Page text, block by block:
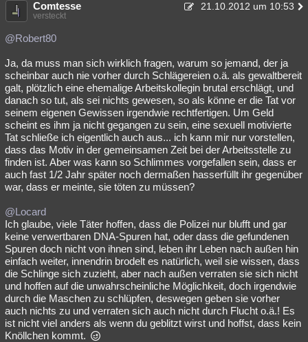
Comtesse 21.10.2012 um 10:53
versteckt
@Robert80
Ja, da muss man sich wirklich fragen, warum so jemand, der ja
scheinbar auch nie vorher durch Schlägereien o.ä. als gewaltbereit
galt, plötzlich eine ehemalige Arbeitskollegin brutal erschlägt, und
danach so tut, als sei nichts gewesen, so als könne er die Tat vor
seinem eigenen Gewissen irgendwie rechtfertigen. Um Geld
scheint es ihm ja nicht gegangen zu sein, eine sexuell motivierte
Tat schließe ich eigentlich auch aus... ich kann mir nur vorstellen,
dass das Motiv in der gemeinsamen Zeit bei der Arbeitsstelle zu
finden ist. Aber was kann so Schlimmes vorgefallen sein, dass er
auch fast 1/2 Jahr später noch dermaßen hasserfüllt ihr gegenüber
war, dass er meinte, sie töten zu müssen?
@Locard
Ich glaube, viele Täter hoffen, dass die Polizei nur blufft und gar
keine verwertbaren DNA-Spuren hat, oder dass die gefundenen
Spuren doch nicht von ihnen sind, leben ihr Leben nach außen hin
einfach weiter, innendrin brodelt es natürlich, weil sie wissen, dass
die Schlinge sich zuzieht, aber nach außen verraten sie sich nicht
und hoffen auf die unwahrscheinliche Möglichkeit, doch irgendwie
durch die Maschen zu schlüpfen, deswegen geben sie vorher
auch nichts zu und verraten sich auch nicht durch Flucht o.ä.! Es
ist nicht viel anders als wenn du geblitzt wirst und hoffst, dass kein
Knöllchen kommt.